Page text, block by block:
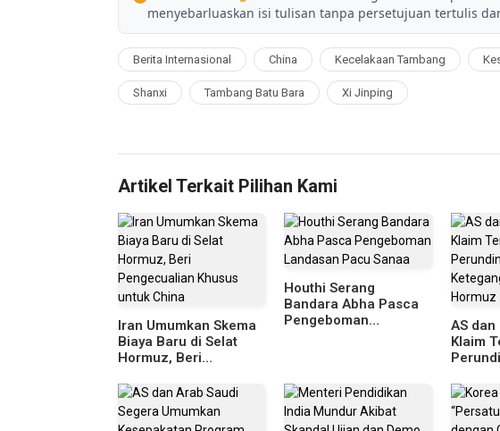
menyebarluaskan isi tulisan tanpa persetujuan tertulis
Berita Internasional China Kecelakaan Tambang
Shanxi Tambang Batu Bara Xi Jinping
Artikel Terkait Pilihan Kami
Iran Umumkan Skema
Biaya Baru di Selat
Hormuz, Beri
untuk China
Houthi Serang
Bandara Abha Pasca
Pengeboman
AS dan
Klaim
Selat